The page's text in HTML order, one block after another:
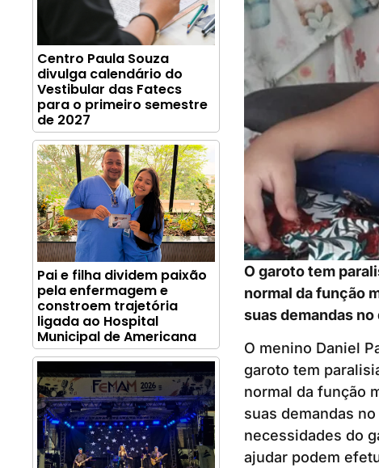
Centro Paula Souza
divulga calendário do
Vestibular das Fatecs
para o primeiro semestre
de 2027
Pai e filha dividem paixão
pela enfermagem e
constroem trajetória
ligada ao Hospital
Municipal de Americana
O garoto tem
normal da função
suas demandas
O menino Daniel
garoto tem
normal da função
suas demandas
necessidades do
ajudar podem